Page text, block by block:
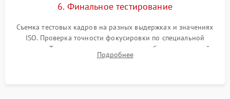
6. Финальное тестирование
Съемка тестовых кадров на разных выдержках и значениях
ISO. Проверка точности фокусировки по специальной
мишени. Тест записи на карту памяти, работы встроенной
вспышки, микрофона и всех кнопок управления.
Подробнее